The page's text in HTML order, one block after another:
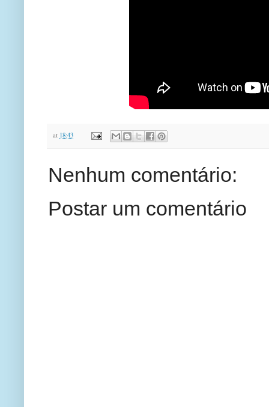
at 18:43
Nenhum comentário:
Postar um comentário